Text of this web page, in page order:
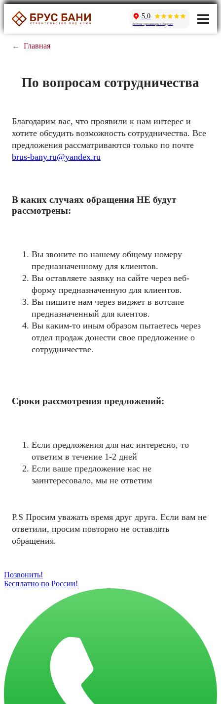
5,0
Рейтинг организации в Яндексе
← Главная
По вопросам сотрудничества
Благодарим вас, что проявили к нам интерес и
хотите обсудить возможность сотрудничества. Все
предложения рассматриваются только по почте
brus-bany.ru@yandex.ru
В каких случаях обращения НЕ будут
рассмотрены:
Вы звоните по нашему общему номеру
предназначенному для клиентов.
Вы оставляете заявку на сайте через веб-
форму предназначенную для клиентов.
Вы пишите нам через виджет в вотсапе
предназначенный для клентов.
Вы каким-то иным образом пытаетесь через
отдел продаж донести свое предложение о
сотрудничестве.
Сроки рассмотрения предложений:
Если предложения для нас интересно, то
ответим в течение 1-2 дней
Если ваше предложение нас не
заинтересовало, мы не ответим
P.S Просим уважать время друг друга. Если вам не
ответили, просим повторно не оставлять
обращения.
Позвонить!
Бесплатно по России!